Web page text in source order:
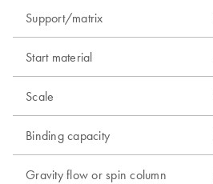
Support/matrix
Start material
Scale
Binding capacity
Gravity flow or spin column